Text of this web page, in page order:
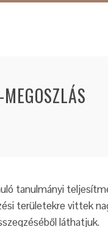
tanulmányi
területekre vittek
láthatjuk.